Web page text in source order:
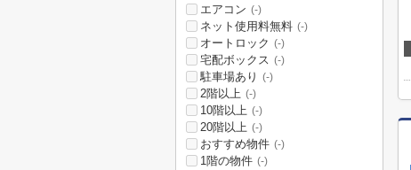
エアコン (-)
ネット使用料無料 (-)
オートロック (-)
宅配ボックス (-)
駐車場あり (-)
2階以上 (-)
10階以上 (-)
20階以上 (-)
おすすめ物件 (-)
1階の物件 (-)